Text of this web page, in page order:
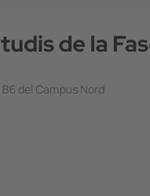
de la
del Campus Nord